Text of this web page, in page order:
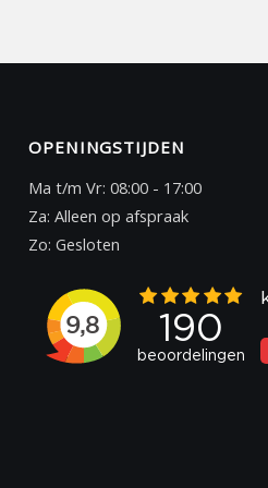
OPENINGSTIJDEN
Ma t/m Vr: 08:00 - 17:00
Za: Alleen op afspraak
Zo: Gesloten